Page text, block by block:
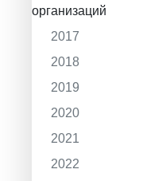
организаций
2017
2018
2019
2020
2021
2022